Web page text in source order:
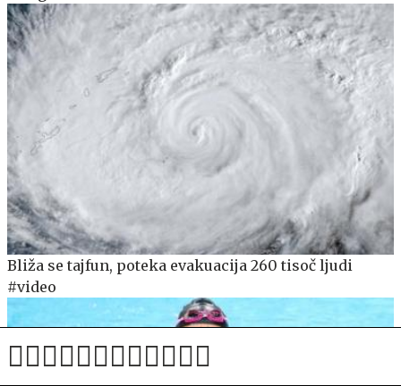
Bliža se tajfun, poteka evakuacija 260 tisoč ljudi
#video